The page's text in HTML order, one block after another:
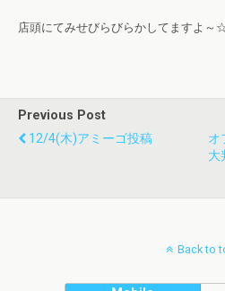
店頭にてみせびらびらかしてますよ～
Previous Post
12/4(木)アミーゴ投稿
オ
大
Back to